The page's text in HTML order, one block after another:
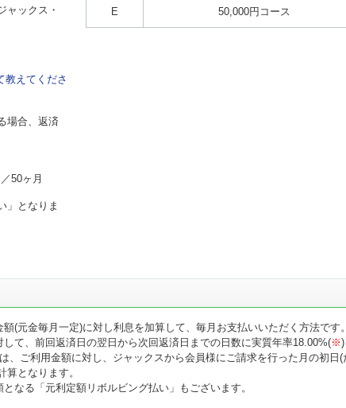
ャックス・
教えてくださ
場合、返済
50ヶ月
」となりま
E 50,000円コース
(元金毎月一定)に対し利息を加算して、毎月お支払いいただく方法です
て、前回返済日の翌日から次回返済日までの日数に実質年率18.00%(※
、ご利用金額に対し、ジャックスから会員様にご請求を行った月の初日(
となります。
なる「元利定額リボルビング払い」もございます。